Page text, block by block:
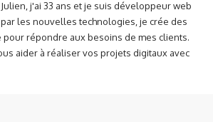
j'ai 33 ans et je suis développeur web
les nouvelles technologies, je crée des
pour répondre aux besoins de mes clients.
aider à réaliser vos projets digitaux avec